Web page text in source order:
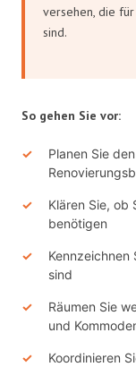
versehen, die
sind.
So gehen Sie vor:
Planen Sie
Klären Sie, ob
benötigen
sind
Räumen Sie
und
Koordinieren